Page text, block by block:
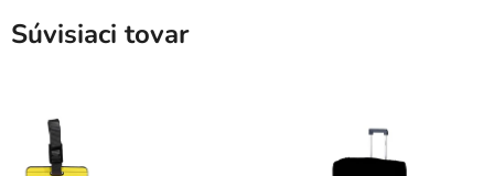
Súvisiaci tovar